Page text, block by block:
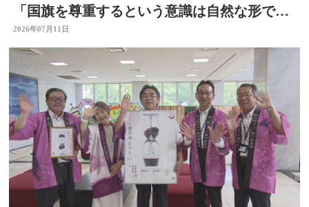
「国旗を尊重するという意識は自然な形で育
まれるべきもの」大分
2026年07月11日